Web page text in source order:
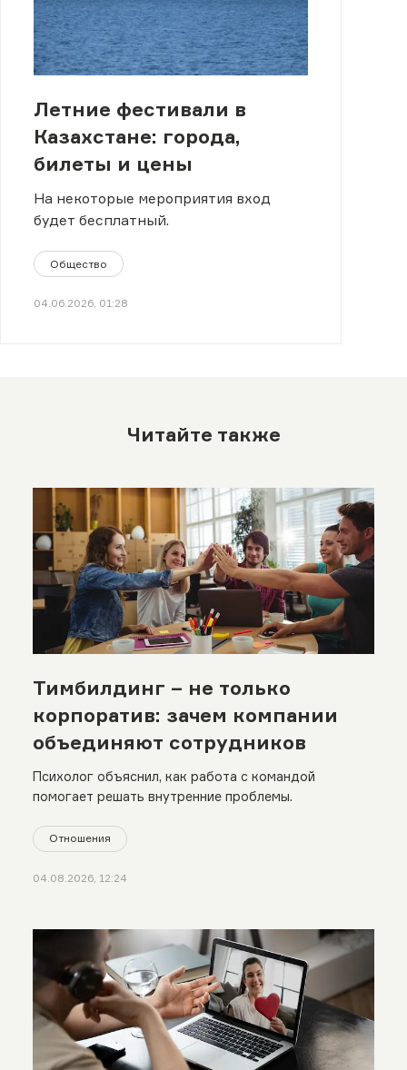
Летние фестивали в
Казахстане: города,
билеты и цены
На некоторые мероприятия вход
будет бесплатный.
Общество
04.06.2026, 01:28
Читайте также
Тимбилдинг – не только
корпоратив: зачем компании
объединяют сотрудников
Психолог объяснил, как работа с командой
помогает решать внутренние проблемы.
Отношения
04.08.2026, 12:24